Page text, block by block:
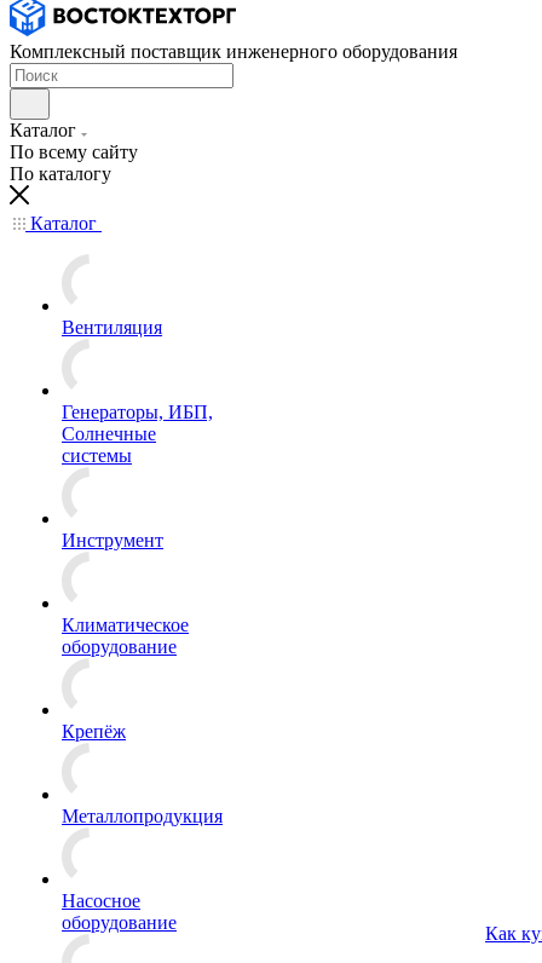
Комплексный поставщик инженерного оборудования
Каталог
По всему сайту
По каталогу
Каталог
Вентиляция
Генераторы, ИБП,
Солнечные
системы
Инструмент
Климатическое
оборудование
Крепёж
Металлопродукция
Насосное
оборудование
Как